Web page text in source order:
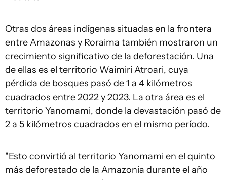
Otras dos áreas indígenas situadas en la frontera
entre Amazonas y Roraima también mostraron un
crecimiento significativo de la deforestación. Una
de ellas es el territorio Waimiri Atroari, cuya
pérdida de bosques pasó de 1 a 4 kilómetros
cuadrados entre 2022 y 2023. La otra área es el
territorio Yanomami, donde la devastación pasó de
2 a 5 kilómetros cuadrados en el mismo período.
"Esto convirtió al territorio Yanomami en el quinto
más deforestado de la Amazonia durante el año